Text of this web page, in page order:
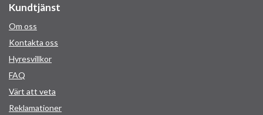
Kundtjänst
Om oss
Kontakta oss
Hyresvillkor
FAQ
Värt att veta
Reklamationer